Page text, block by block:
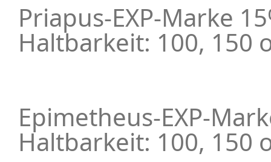
Priapus-EXP-Marke
Haltbarkeit: 100, 150
Epimetheus-EXP-
Haltbarkeit: 100, 150